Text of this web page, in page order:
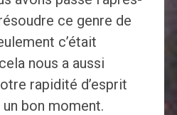
ce genre de
c’était
nous a aussi
rapidité d’esprit
bon moment.